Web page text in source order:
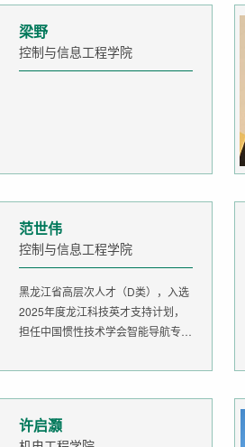
梁野
控制与信息工程学院
范世伟
控制与信息工程学院
黑龙江省高层次人才（D类），入选
2025年度龙江科技英才支持计划，
担任中国惯性技术学会智能导航专委
许启灏